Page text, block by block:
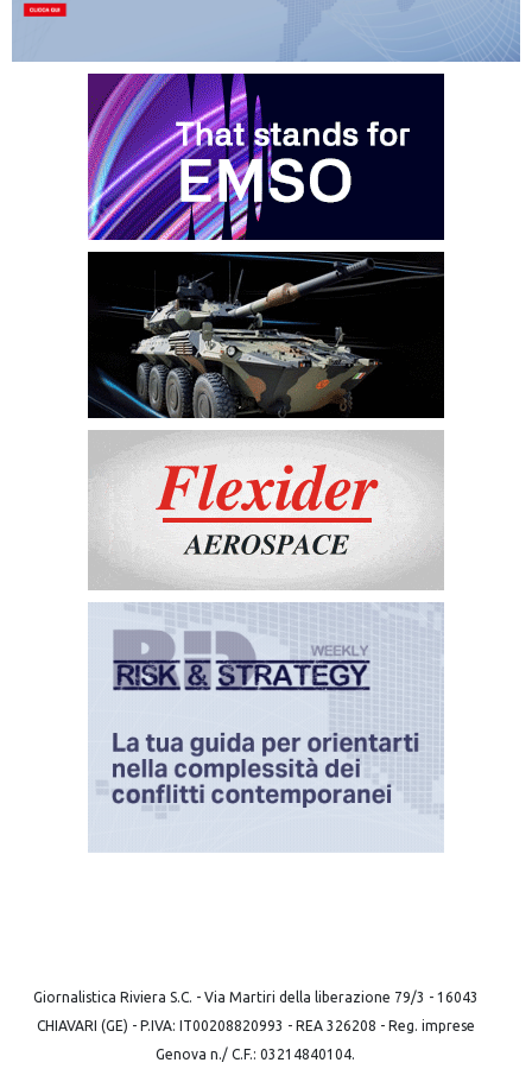
Giornalistica Riviera S.C. - Via Martiri della liberazione 79/3 - 16043
CHIAVARI (GE) - P.IVA: IT00208820993 - REA 326208 - Reg. imprese
Genova n./ C.F.: 03214840104.